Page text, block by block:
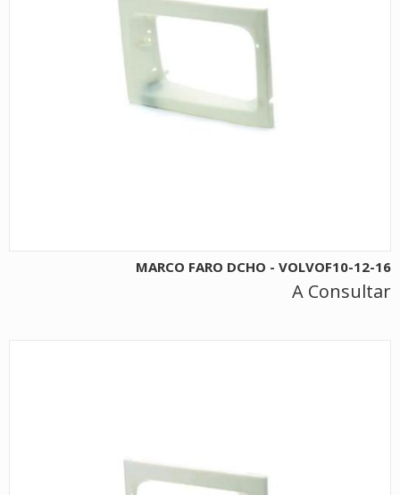
MARCO FARO DCHO - VOLVOF10-12-16
A Consultar